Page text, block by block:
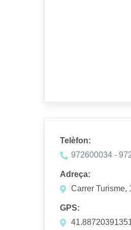
Telèfon:
972600034 -
Adreça:
Carrer Turisme,
GPS: